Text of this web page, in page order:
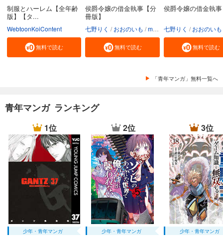
制服とハーレム【全年齢
版】【タ...
WebtoonKoiContent
無料で読む
侯爵令嬢の借金執事【分
冊版】
七野りく おおのいも mmu
無料で読む
侯爵令嬢の借金執事
七野りく おおのいも
無料で読む
「青年マンガ」無料一覧へ
青年マンガ ランキング
1位
少年・青年マンガ
2位
少年・青年マンガ
3位
少年・青年マンガ